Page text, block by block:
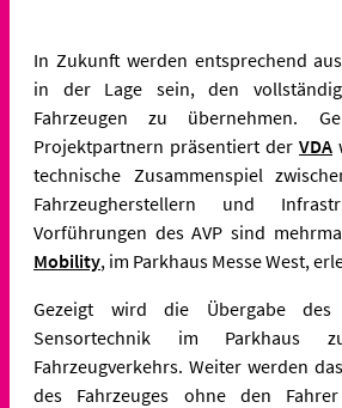
In Zukunft werden entsprechend
in der Lage sein, den
Fahrzeugen zu übernehmen.
Projektpartnern präsentiert der VDA
technische Zusammenspiel
Fahrzeugherstellern und
Vorführungen des AVP sind
Mobility, im Parkhaus Messe West,
Gezeigt wird die Übergabe
Sensortechnik im Parkhaus
Fahrzeugverkehrs. Weiter werden
des Fahrzeuges ohne den